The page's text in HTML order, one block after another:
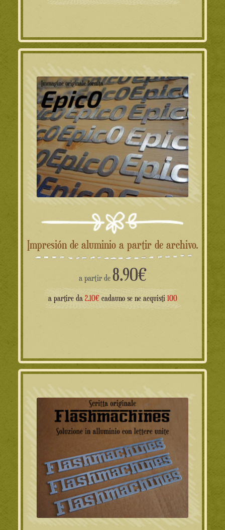
Impresión de aluminio a partir de archivo.
a partir de 8.90€
a partire da 2.10€cadauno se ne acquisti100